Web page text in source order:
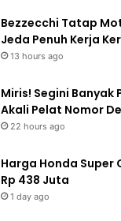
Bezzecchi Tatap
Jeda Penuh Kerja
13 hours ago
Miris! Segini Banyak
Akali Pelat Nomor
22 hours ago
Harga Honda Super
Rp 438 Juta
1 day ago